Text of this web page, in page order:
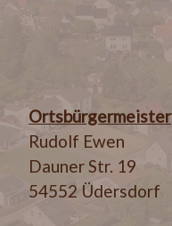
Ortsbürgermeister
Rudolf Ewen
Dauner Str. 19
54552 Üdersdorf